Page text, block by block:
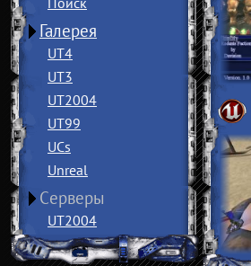
Галерея
UT4
UT3
UT2004
UT99
UCs
Unreal
Серверы
UT2004